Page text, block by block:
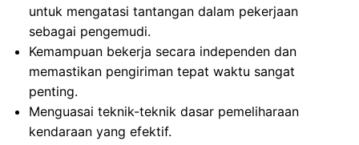
untuk mengatasi tantangan dalam pekerjaan
sebagai pengemudi.
Kemampuan bekerja secara independen dan
memastikan pengiriman tepat waktu sangat
penting.
Menguasai teknik-teknik dasar pemeliharaan
kendaraan yang efektif.